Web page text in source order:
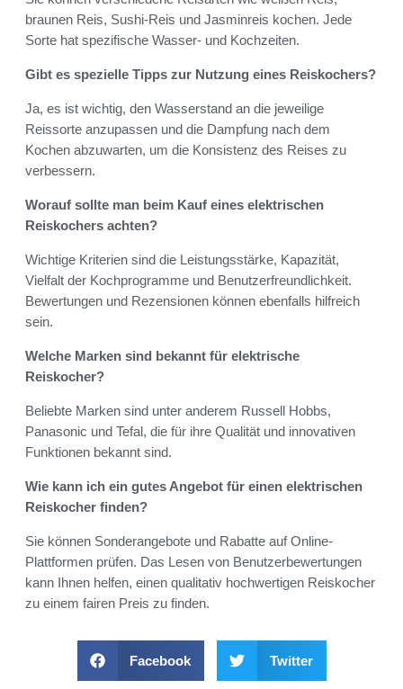
braunen Reis, Sushi-Reis und Jasminreis kochen. Jede
Sorte hat spezifische Wasser- und Kochzeiten.
Gibt es spezielle Tipps zur Nutzung eines Reiskochers?
Ja, es ist wichtig, den Wasserstand an die jeweilige
Reissorte anzupassen und die Dampfung nach dem
Kochen abzuwarten, um die Konsistenz des Reises zu
verbessern.
Worauf sollte man beim Kauf eines elektrischen
Reiskochers achten?
Wichtige Kriterien sind die Leistungsstärke, Kapazität,
Vielfalt der Kochprogramme und Benutzerfreundlichkeit.
Bewertungen und Rezensionen können ebenfalls hilfreich
sein.
Welche Marken sind bekannt für elektrische
Reiskocher?
Beliebte Marken sind unter anderem Russell Hobbs,
Panasonic und Tefal, die für ihre Qualität und innovativen
Funktionen bekannt sind.
Wie kann ich ein gutes Angebot für einen elektrischen
Reiskocher finden?
Sie können Sonderangebote und Rabatte auf Online-
Plattformen prüfen. Das Lesen von Benutzerbewertungen
kann Ihnen helfen, einen qualitativ hochwertigen Reiskocher
zu einem fairen Preis zu finden.
Facebook Twitter